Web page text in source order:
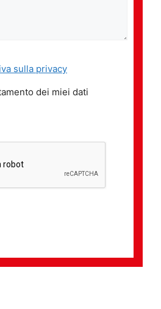
sulla privacy
dei miei dati